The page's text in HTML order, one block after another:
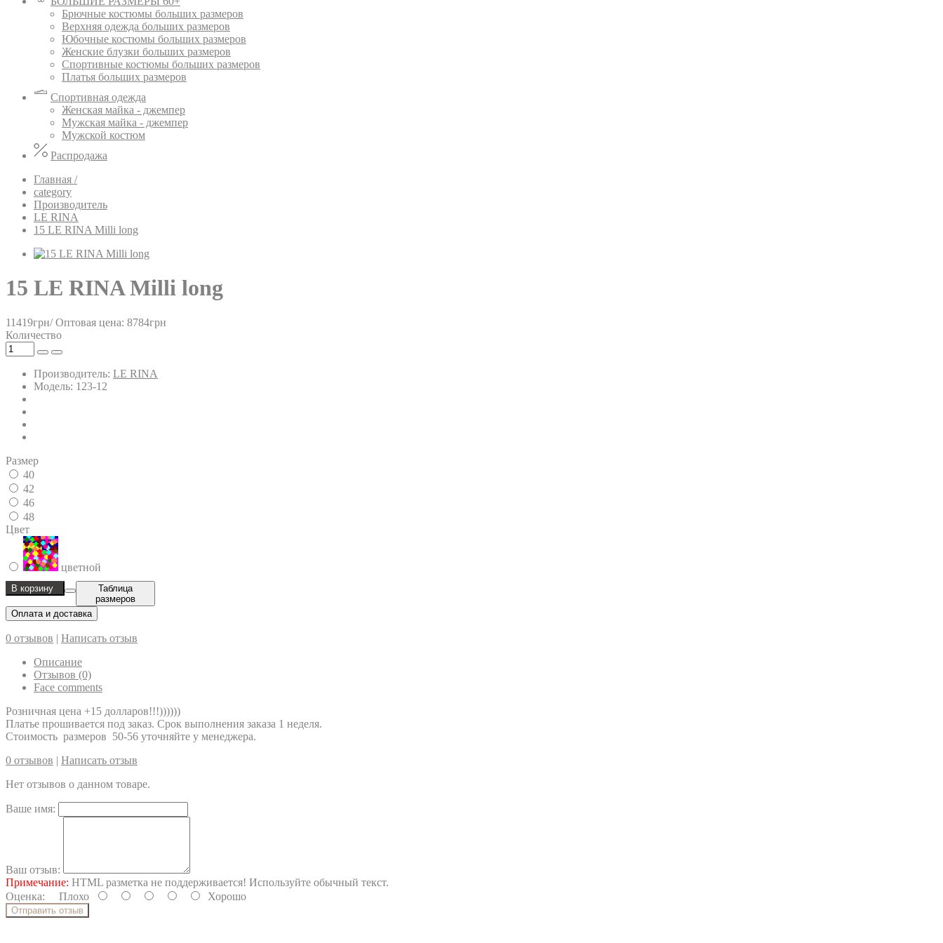
Брючные костюмы больших размеров
Верхняя одежда больших размеров
Юбочные костюмы больших размеров
Женские блузки больших размеров
Спортивные костюмы больших размеров
Платья больших размеров
Спортивная одежда
Женская майка - джемпер
Мужская майка - джемпер
Мужской костюм
Распродажа
Главная /
category
Производитель
LE RINA
15 LE RINA Milli long
15 LE RINA Milli long
11419грн/ Оптовая цена: 8784грн
Количество
Производитель: LE RINA
Модель: 123-12
Размер
40
42
46
48
Цвет
цветной
В корзину
Таблица
размеров
Оплата и доставка
0 отзывов | Написать отзыв
Описание
Отзывов (0)
Face comments
Розничная цена +15 долларов!!!))))))
Платье прошивается под заказ. Срок выполнения заказа 1 неделя.
Стоимость размеров 50-56 уточняйте у менеджера.
0 отзывов | Написать отзыв
Нет отзывов о данном товаре.
Ваше имя:
Ваш отзыв:
Примечание: HTML разметка не поддерживается! Используйте обычный текст.
Оценка: Плохо Хорошо
Отправить отзыв